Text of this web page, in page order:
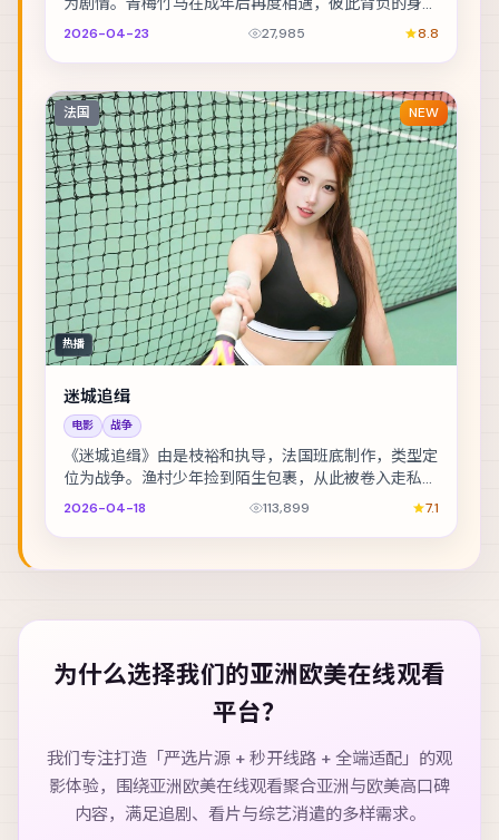
却水火不容。主演包括黄渤、廖凡、李政宰 等，表演...
2026-04-23 27,985 8.8
法国 NEW
热播
迷城追缉
电影 战争
《迷城追缉》由是枝裕和执导，法国班底制作，类型定
位为战争。渔村少年捡到陌生包裹，从此被卷入走私与
反走私的漩涡。主演包括赵丽颖、雷佳音、李光洁 等...
2026-04-18 113,899 7.1
为什么选择我们的亚洲欧美在线观看
平台？
我们专注打造「严选片源 + 秒开线路 + 全端适配」的观
影体验，围绕亚洲欧美在线观看聚合亚洲与欧美高口碑
内容，满足追剧、看片与综艺消遣的多样需求。